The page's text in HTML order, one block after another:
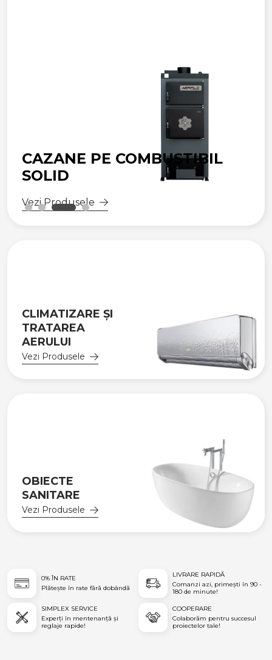
CAZANE PE COMBUSTIBIL
SOLID
Vezi Produsele
CLIMATIZARE ȘI
TRATAREA
AERULUI
Vezi Produsele
OBIECTE
SANITARE
Vezi Produsele
0% ÎN RATE
Plătește în rate fără dobândă
LIVRARE RAPIDĂ
Comanzi azi, primești în 90 -
180 de minute!
SIMPLEX SERVICE
Experți în mentenanță și
reglaje rapide!
COOPERARE
Colaborăm pentru succesul
proiectelor tale!